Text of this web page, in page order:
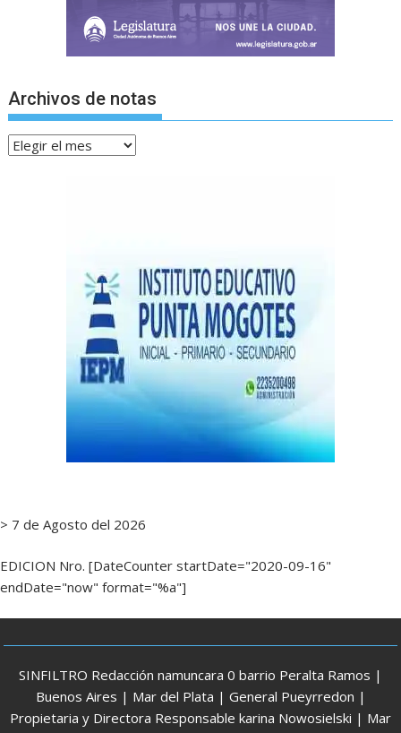
Archivos de notas
Archivos
> 7 de Agosto del 2026
EDICION Nro. [DateCounter startDate="2020-09-16"
endDate="now" format="%a"]
SINFILTRO Redacción namuncara 0 barrio Peralta Ramos |
Buenos Aires | Mar del Plata | General Pueyrredon |
Propietaria y Directora Responsable karina Nowosielski | Mar